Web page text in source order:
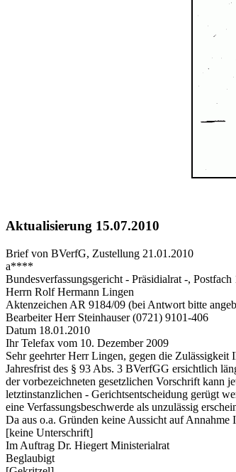
Aktualisierung 15.07.2010
Brief von BVerfG, Zustellung 21.01.2010
a****
Bundesverfassungsgericht - Präsidialrat -,
Herrn Rolf Hermann Lingen
Aktenzeichen AR 9184/09 (bei Antwort bitte
Bearbeiter Herr Steinhauser (0721) 9101-406
Datum 18.01.2010
Ihr Telefax vom 10. Dezember 2009
Sehr geehrter Herr Lingen, gegen die Zulässigkeit
Jahresfrist des § 93 Abs. 3 BVerfGG ersichtlich
der vorbezeichneten gesetzlichen Vorschrift kann
letztinstanzlichen - Gerichtsentscheidung gerügt
eine Verfassungsbeschwerde als unzulässig
Da aus o.a. Gründen keine Aussicht auf
[keine Unterschrift]
Im Auftrag Dr. Hiegert Ministerialrat
Beglaubigt